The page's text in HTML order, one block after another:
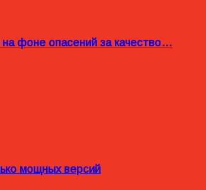
фоне опасений за качество…
мощных версий